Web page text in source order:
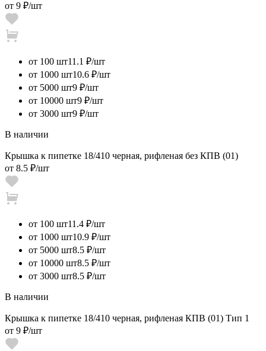
от 9 ₽/шт
от 100 шт11.1 ₽/шт
от 1000 шт10.6 ₽/шт
от 5000 шт9 ₽/шт
от 10000 шт9 ₽/шт
от 3000 шт9 ₽/шт
В наличии
Крышка к пипетке 18/410 черная, рифленая без КПВ (01)
от 8.5 ₽/шт
от 100 шт11.4 ₽/шт
от 1000 шт10.9 ₽/шт
от 5000 шт8.5 ₽/шт
от 10000 шт8.5 ₽/шт
от 3000 шт8.5 ₽/шт
В наличии
Крышка к пипетке 18/410 черная, рифленая КПВ (01) Тип 1
от 9 ₽/шт